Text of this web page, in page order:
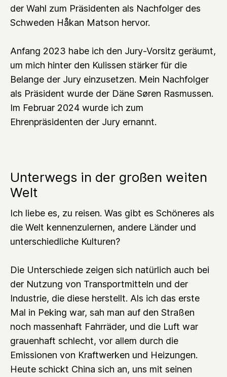
der Wahl zum Präsidenten als Nachfolger des
Schweden Håkan Matson hervor.
Anfang 2023 habe ich den Jury-Vorsitz geräumt,
um mich hinter den Kulissen stärker für die
Belange der Jury einzusetzen. Mein Nachfolger
als Präsident wurde der Däne Søren Rasmussen.
Im Februar 2024 wurde ich zum
Ehrenpräsidenten der Jury ernannt.
Unterwegs in der großen weiten
Welt
Ich liebe es, zu reisen. Was gibt es Schöneres als
die Welt kennenzulernen, andere Länder und
unterschiedliche Kulturen?
Die Unterschiede zeigen sich natürlich auch bei
der Nutzung von Transportmitteln und der
Industrie, die diese herstellt. Als ich das erste
Mal in Peking war, sah man auf den Straßen
noch massenhaft Fahrräder, und die Luft war
grauenhaft schlecht, vor allem durch die
Emissionen von Kraftwerken und Heizungen.
Heute schickt China sich an, uns mit seinen